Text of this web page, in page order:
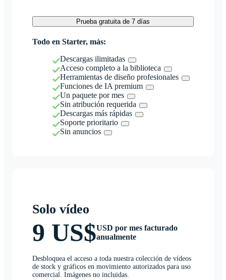
Prueba gratuita de 7 días
Todo en Starter, más:
Descargas ilimitadas
Acceso completo a la biblioteca
Herramientas de diseño profesionales
Funciones de IA premium
Un paquete por mes
Sin atribución requerida
Descargas más rápidas
Soporte prioritario
Sin anuncios
Solo vídeo
9 US$USD por mes facturado
anualmente
Desbloquea el acceso a toda nuestra colección de vídeos
de stock y gráficos en movimiento autorizados para uso
comercial. Imágenes no incluidas.